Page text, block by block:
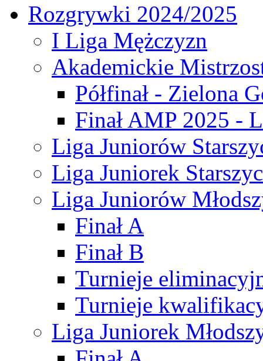
Rozgrywki 2024/2025
I Liga Mężczyzn
Akademickie
Półfinał - Zielona
Finał AMP 2025 -
Liga Juniorów
Liga Juniorek
Liga Juniorów
Finał A
Finał B
Turnieje
Turnieje
Liga Juniorek